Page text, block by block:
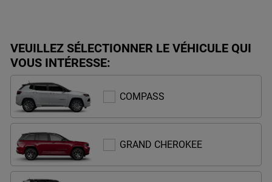
VEUILLEZ SÉLECTIONNER LE VÉHICULE QUI
VOUS INTÉRESSE:
COMPASS
GRAND CHEROKEEGRAND